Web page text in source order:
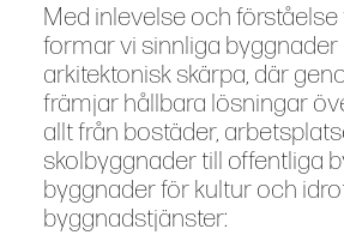
Med inlevelse och
formar vi sinnliga byggnader
arkitektonisk skärpa, där
främjar hållbara lösningar
allt från bostäder,
skolbyggnader till offentliga
byggnader för kultur och
byggnadstjänster: